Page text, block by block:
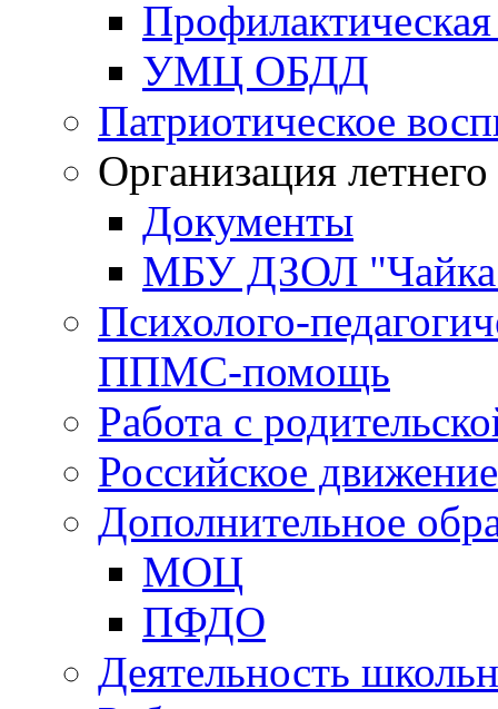
Профилактическая
УМЦ ОБДД
Патриотическое
Организация
Документы
МБУ ДЗОЛ
Психолого-
ППМС-помощь
Работа с
Российское
Дополнительное
МОЦ
ПФДО
Деятельность